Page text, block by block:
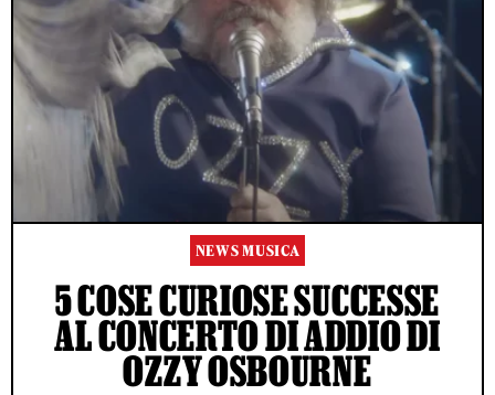
NEWS MUSICA
5 COSE CURIOSE SUCCESSE
AL CONCERTO DI ADDIO DI
OZZY OSBOURNE